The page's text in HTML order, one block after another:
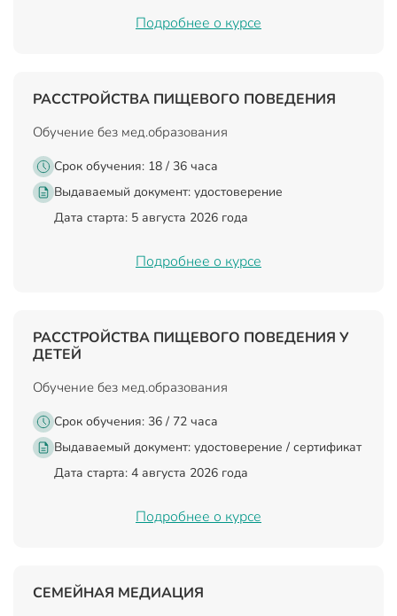
Подробнее о курсе
РАССТРОЙСТВА ПИЩЕВОГО ПОВЕДЕНИЯ
Обучение без мед.образования
Срок обучения: 18 / 36 часа
Выдаваемый документ: удостоверение
Дата старта: 5 августа 2026 года
Подробнее о курсе
РАССТРОЙСТВА ПИЩЕВОГО ПОВЕДЕНИЯ У
ДЕТЕЙ
Обучение без мед.образования
Срок обучения: 36 / 72 часа
Выдаваемый документ: удостоверение / сертификат
Дата старта: 4 августа 2026 года
Подробнее о курсе
СЕМЕЙНАЯ МЕДИАЦИЯ